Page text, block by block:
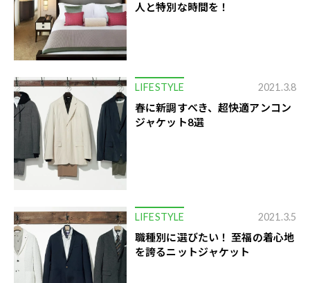
人と特別な時間を！
LIFESTYLE 2021.3.8
春に新調すべき、超快適アンコン
ジャケット8選
LIFESTYLE 2021.3.5
職種別に選びたい！ 至福の着心地
を誇るニットジャケット